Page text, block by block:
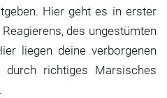
Hier geht es in erster
des ungestümten
liegen deine verborgenen
richtiges Marsisches